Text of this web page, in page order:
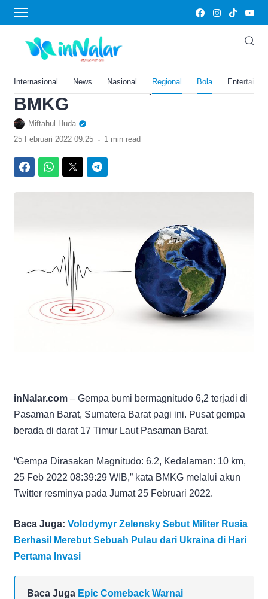
Internasional News Nasional Regional Bola
Home›Bola
Gempa Bumi Magnitudo 6,2
Terjadi di Pasaman Barat,
Sumatera Barat, Ini Kata
BMKG
Miftahul Huda
25 Februari 2022 09:25 . 1 min read
inNalar.com – Gempa bumi bermagnitudo 6,2 terjadi di
Pasaman Barat, Sumatera Barat pagi ini. Pusat gempa
berada di darat 17 Timur Laut Pasaman Barat.
“Gempa Dirasakan Magnitudo: 6.2, Kedalaman: 10 km,
25 Feb 2022 08:39:29 WIB,” kata BMKG melalui akun
Twitter resminya pada Jumat 25 Februari 2022.
Baca Juga: Volodymyr Zelensky Sebut Militer Rusia
Berhasil Merebut Sebuah Pulau dari Ukraina di Hari
Pertama Invasi
Baca Juga Epic Comeback Warnai